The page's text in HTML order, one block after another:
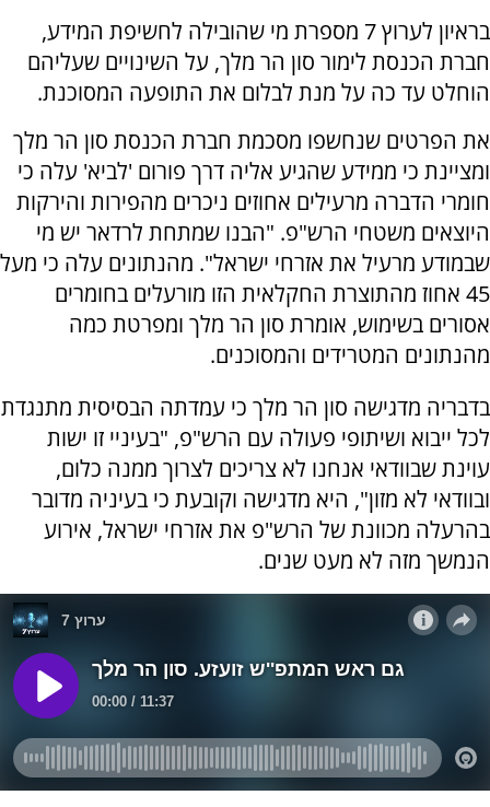
בראיון לערוץ 7 מספרת מי שהובילה לחשיפת המידע,
חברת הכנסת לימור סון הר מלך, על השינויים שעליהם
הוחלט עד כה על מנת לבלום את התופעה המסוכנת.
את הפרטים שנחשפו מסכמת חברת הכנסת סון הר מלך
ומציינת כי ממידע שהגיע אליה דרך פורום 'לביא' עלה כי
חומרי הדברה מרעילים אחוזים ניכרים מהפירות והירקות
היוצאים משטחי הרש"פ. "הבנו שמתחת לרדאר יש מי
שבמודע מרעיל את אזרחי ישראל". מהנתונים עלה כי מעל
45 אחוז מהתוצרת החקלאית הזו מורעלים בחומרים
אסורים בשימוש, אומרת סון הר מלך ומפרטת כמה
מהנתונים המטרידים והמסוכנים.
בדבריה מדגישה סון הר מלך כי עמדתה הבסיסית מתנגדת
לכל ייבוא ושיתופי פעולה עם הרש"פ, "בעיניי זו ישות
עוינת שבוודאי אנחנו לא צריכים לצרוך ממנה כלום,
ובוודאי לא מזון", היא מדגישה וקובעת כי בעיניה מדובר
בהרעלה מכוונת של הרש"פ את אזרחי ישראל, אירוע
הנמשך מזה לא מעט שנים.